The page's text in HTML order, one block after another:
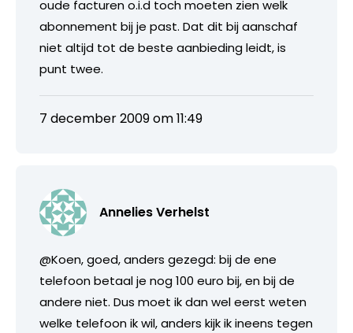
oude facturen o.i.d toch moeten zien welk
abonnement bij je past. Dat dit bij aanschaf
niet altijd tot de beste aanbieding leidt, is
punt twee.
7 december 2009 om 11:49
Annelies Verhelst
@Koen, goed, anders gezegd: bij de ene
telefoon betaal je nog 100 euro bij, en bij de
andere niet. Dus moet ik dan wel eerst weten
welke telefoon ik wil, anders kijk ik ineens tegen